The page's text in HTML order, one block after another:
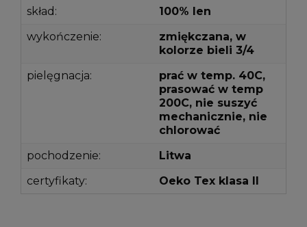
skład:
100% len
wykończenie:
zmiękczana, w
kolorze bieli 3/4
pielęgnacja:
prać w temp. 40C,
prasować w temp
200C, nie suszyć
mechanicznie, nie
chlorować
pochodzenie:
Litwa
certyfikaty:
Oeko Tex klasa II